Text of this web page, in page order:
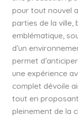
pour tout nouvel
parties de la ville,
emblématique,
d’un
permet
une expérience
complet dévoile
tout en
pleinement de la